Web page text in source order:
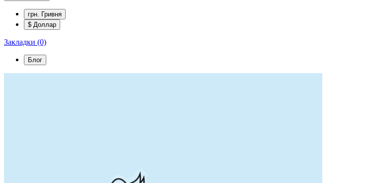
грн. Гривня
$ Доллар
Закладки (0)
Блог